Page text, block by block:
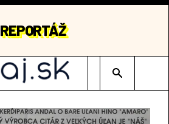
REPORTÁŽ
Type 2 or